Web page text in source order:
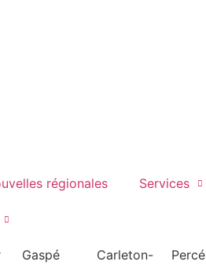
régionales Services
Gaspé
Carleton-
Percé